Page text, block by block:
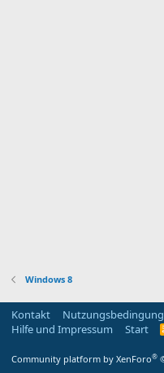
Windows 8
Kontakt
Hilfe und Impressum
Start
Community platform by XenForo®